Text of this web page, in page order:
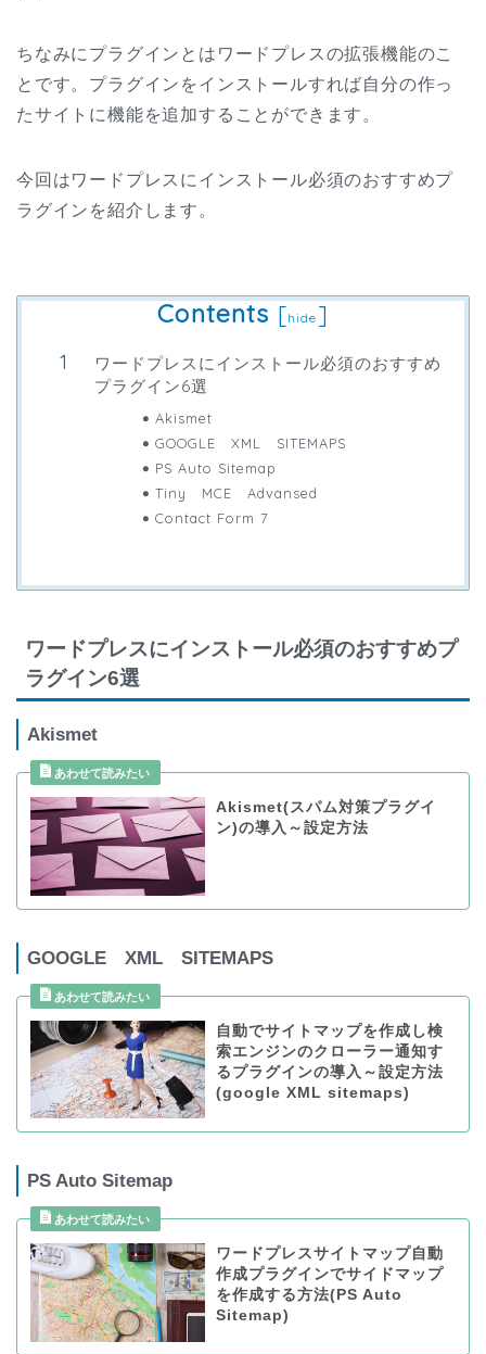
ちなみにプラグインとはワードプレスの拡張機能のこ
とです。プラグインをインストールすれば自分の作っ
たサイトに機能を追加することができます。
今回はワードプレスにインストール必須のおすすめプ
ラグインを紹介します。
Contents [hide ]
ワードプレスにインストール必須のおすすめ
プラグイン6選
Akismet
GOOGLE XML SITEMAPS
PS Auto Sitemap
Tiny MCE Advansed
Contact Form 7
ワードプレスにインストール必須のおすすめプ
ラグイン6選
Akismet
Akismet(スパム対策プラグイ
ン)の導入～設定方法
GOOGLE XML SITEMAPS
自動でサイトマップを作成し検
索エンジンのクローラー通知す
るプラグインの導入～設定方法
(google XML sitemaps)
PS Auto Sitemap
ワードプレスサイトマップ自動
作成プラグインでサイドマップ
を作成する方法(PS Auto
Sitemap)